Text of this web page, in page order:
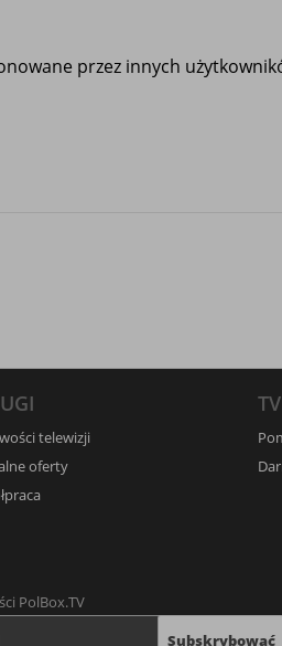
przez innych
telewizji
oferty
PolBox.TV
Subskrybować